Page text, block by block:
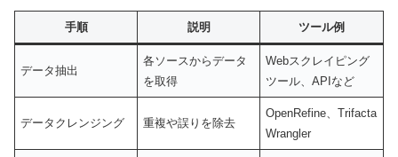
手順 説明 ツール例
データ抽出
各ソースからデータ
を取得
Webスクレイピング
ツール、APIなど
データクレンジング 重複や誤りを除去
OpenRefine、Trifacta
Wrangler